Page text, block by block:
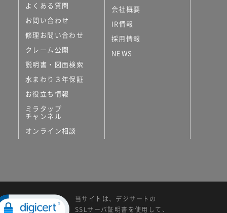
よくある質問
お問い合わせ
修理お問い合わせ
クレーム公開
説明書・図面検索
水まわり３年保証
お役立ち情報
ミラタップ
チャンネル
オンライン相談
会社概要
IR情報
採用情報
NEWS
当サイトは、デジサートの
SSLサーバ証明書を使用して、